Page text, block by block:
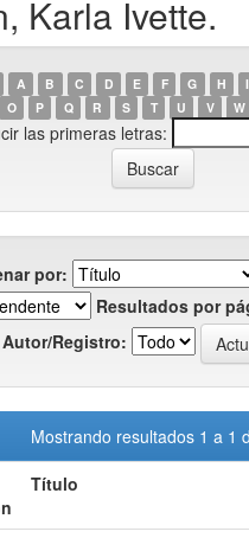
Karla Ivette.
A B C D E F G H I
O P Q R S T U V W
las primeras letras:
por:
Resultados por
Autor/Registro:
Mostrando resultados 1 a 1
Título